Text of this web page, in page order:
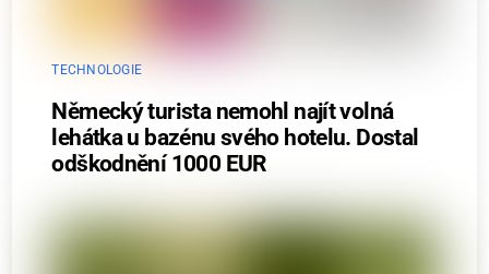
TECHNOLOGIE
Německý turista nemohl najít volná
lehátka u bazénu svého hotelu. Dostal
odškodnění 1000 EUR